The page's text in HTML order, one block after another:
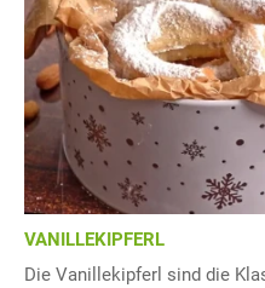
VANILLEKIPFERL
Die Vanillekipferl sind die